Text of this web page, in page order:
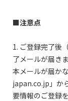
■注意点
1. ご登録完了後
了メールが届きま
本メールが届か
japan.co.jp」か
要情報のご登録